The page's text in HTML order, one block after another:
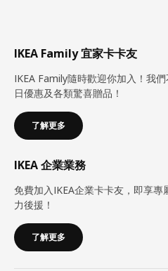
IKEA Family 宜家卡卡友
IKEA Family隨時歡迎你加入！我
日優惠及各類驚喜贈品！
了解更多
IKEA 企業業務
免費加入IKEA企業卡卡友，即享
力後援！
了解更多